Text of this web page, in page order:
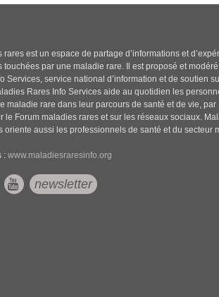
rares est un espace de partage d’informations et
touchées par une maladie rare. Il est proposé et
Services, service national d’information et de soutien
Rares Info Services aide au quotidien les
maladie rare dans leur parcours de santé et de vie, par
le Forum maladies rares et sur les réseaux sociaux.
oriente aussi les professionnels de santé et du secteur
:www.maladiesraresinfo.org
newsletter